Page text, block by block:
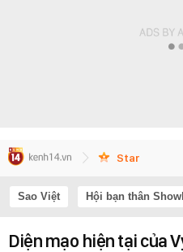
Star
Sao Việt Hội bạn thân
Diện mạo hiện tại của